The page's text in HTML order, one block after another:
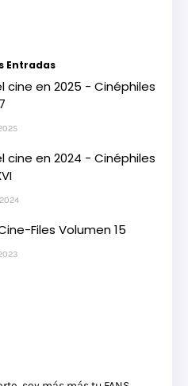
Entradas
cine en 2025 - Cinéphiles
cine en 2024 - Cinéphiles
Files Volumen 15